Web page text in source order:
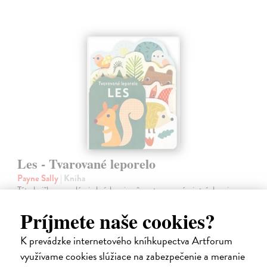
Príjmete naše cookies?
K prevádzke internetového kníhkupectva Artforum
využívame cookies slúžiace na zabezpečenie a meranie
Les - Tvarované leporelo
Payne Sally| Kniha
Táto knižka s veselými obrázkami a rôzne tvarovanými stránkami
Do 4 dní
7,66 €
7,90 € ?